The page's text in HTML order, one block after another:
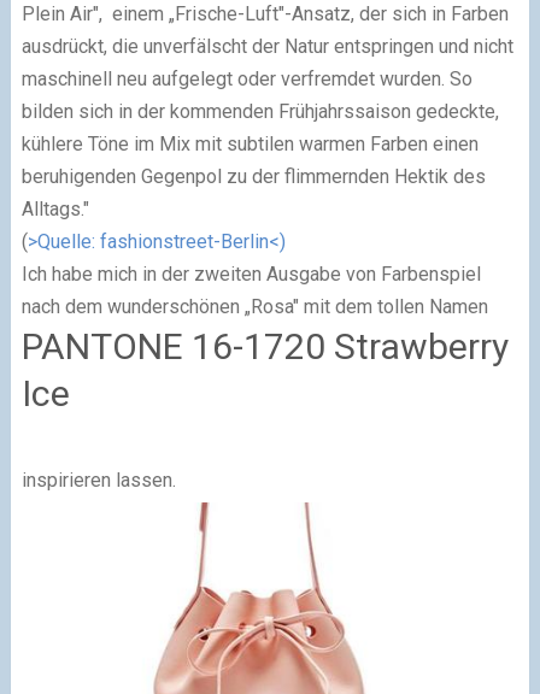
Plein Air", einem „Frische-Luft"-Ansatz, der sich in Farben
ausdrückt, die unverfälscht der Natur entspringen und nicht
maschinell neu aufgelegt oder verfremdet wurden. So
bilden sich in der kommenden Frühjahrssaison gedeckte,
kühlere Töne im Mix mit subtilen warmen Farben einen
beruhigenden Gegenpol zu der flimmernden Hektik des
Alltags."
(>Quelle: fashionstreet-Berlin<)
Ich habe mich in der zweiten Ausgabe von Farbenspiel
nach dem wunderschönen „Rosa" mit dem tollen Namen
PANTONE 16-1720 Strawberry
Ice
inspirieren lassen.